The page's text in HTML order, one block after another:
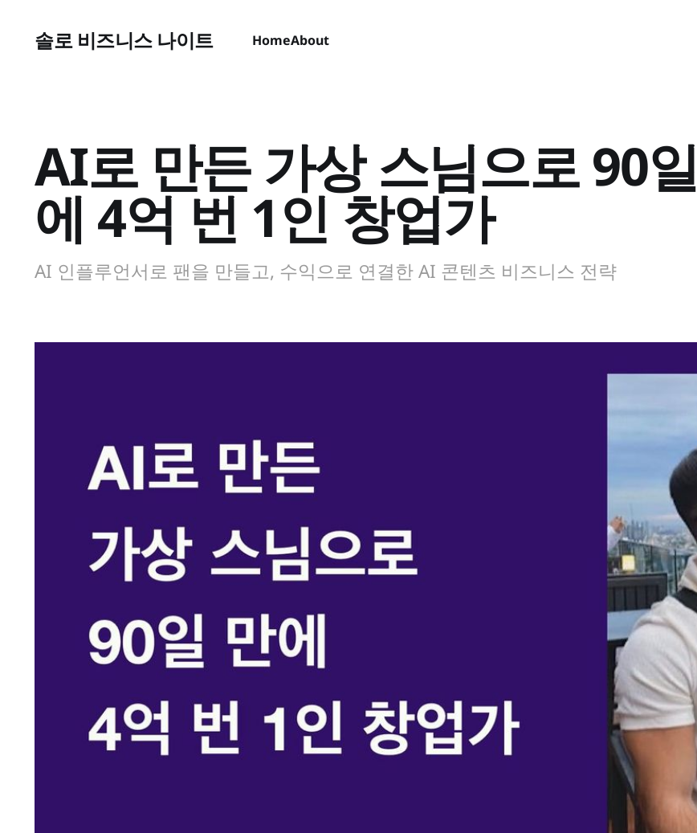
솔로 비즈니스 나이트 HomeAbout
AI로 만든 가상 스님으로 90
에 4억 번 1인 창업가
AI 인플루언서로 팬을 만들고, 수익으로 연결한 AI 콘텐츠 비즈니스 전략